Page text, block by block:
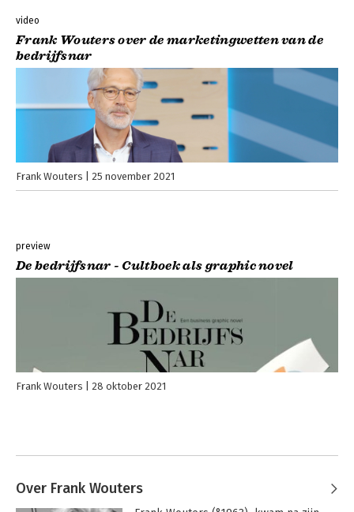
video
Frank Wouters over de marketingwetten van de
bedrijfsnar
Frank Wouters 25 november 2021
preview
De bedrijfsnar - Cultboek als graphic novel
Frank Wouters 28 oktober 2021
Over Frank Wouters